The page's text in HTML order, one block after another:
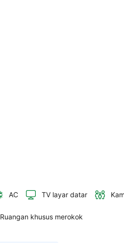
AC TV layar datar
Ruangan khusus merokok